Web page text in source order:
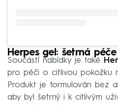
Herpes gel: šetrná
Součástí nabídky je také
pro péči o citlivou pokožku
Produkt je formulován bez
aby byl šetrný i k citlivým